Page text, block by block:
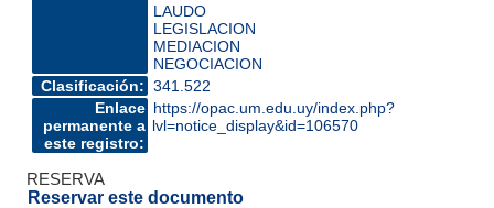
LAUDO
LEGISLACION
MEDIACION
NEGOCIACION
Clasificación: 341.522
Enlace
permanente a
este registro:
https://opac.um.edu.uy/index.php?
lvl=notice_display&id=106570
RESERVA
Reservar este documento